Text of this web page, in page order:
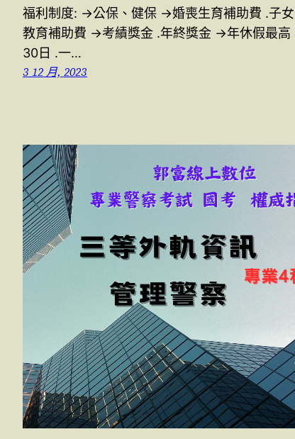
福利制度: →公保、健保 →婚喪生育補助費 .子女
教育補助費 →考績獎金 .年終獎金 →年休假最高
30日 .一…
3 12 月, 2023